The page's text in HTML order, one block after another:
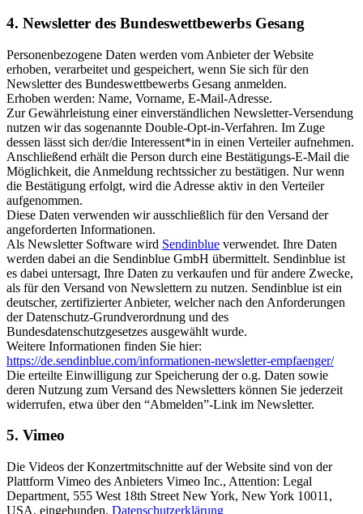
4. Newsletter des Bundeswettbewerbs Gesang
Personenbezogene Daten werden vom Anbieter der Website
erhoben, verarbeitet und gespeichert, wenn Sie sich für den
Newsletter des Bundeswettbewerbs Gesang anmelden.
Erhoben werden: Name, Vorname, E-Mail-Adresse.
Zur Gewährleistung einer einverständlichen Newsletter-Versendung
nutzen wir das sogenannte Double-Opt-in-Verfahren. Im Zuge
dessen lässt sich der/die Interessent*in in einen Verteiler aufnehmen.
Anschließend erhält die Person durch eine Bestätigungs-E-Mail die
Möglichkeit, die Anmeldung rechtssicher zu bestätigen. Nur wenn
die Bestätigung erfolgt, wird die Adresse aktiv in den Verteiler
aufgenommen.
Diese Daten verwenden wir ausschließlich für den Versand der
angeforderten Informationen.
Als Newsletter Software wird Sendinblue verwendet. Ihre Daten
werden dabei an die Sendinblue GmbH übermittelt. Sendinblue ist
es dabei untersagt, Ihre Daten zu verkaufen und für andere Zwecke,
als für den Versand von Newslettern zu nutzen. Sendinblue ist ein
deutscher, zertifizierter Anbieter, welcher nach den Anforderungen
der Datenschutz-Grundverordnung und des
Bundesdatenschutzgesetzes ausgewählt wurde.
Weitere Informationen finden Sie hier:
https://de.sendinblue.com/informationen-newsletter-empfaenger/
Die erteilte Einwilligung zur Speicherung der o.g. Daten sowie
deren Nutzung zum Versand des Newsletters können Sie jederzeit
widerrufen, etwa über den “Abmelden”-Link im Newsletter.
5. Vimeo
Die Videos der Konzertmitschnitte auf der Website sind von der
Plattform Vimeo des Anbieters Vimeo Inc., Attention: Legal
Department, 555 West 18th Street New York, New York 10011,
USA, eingebunden. Datenschutzerklärung